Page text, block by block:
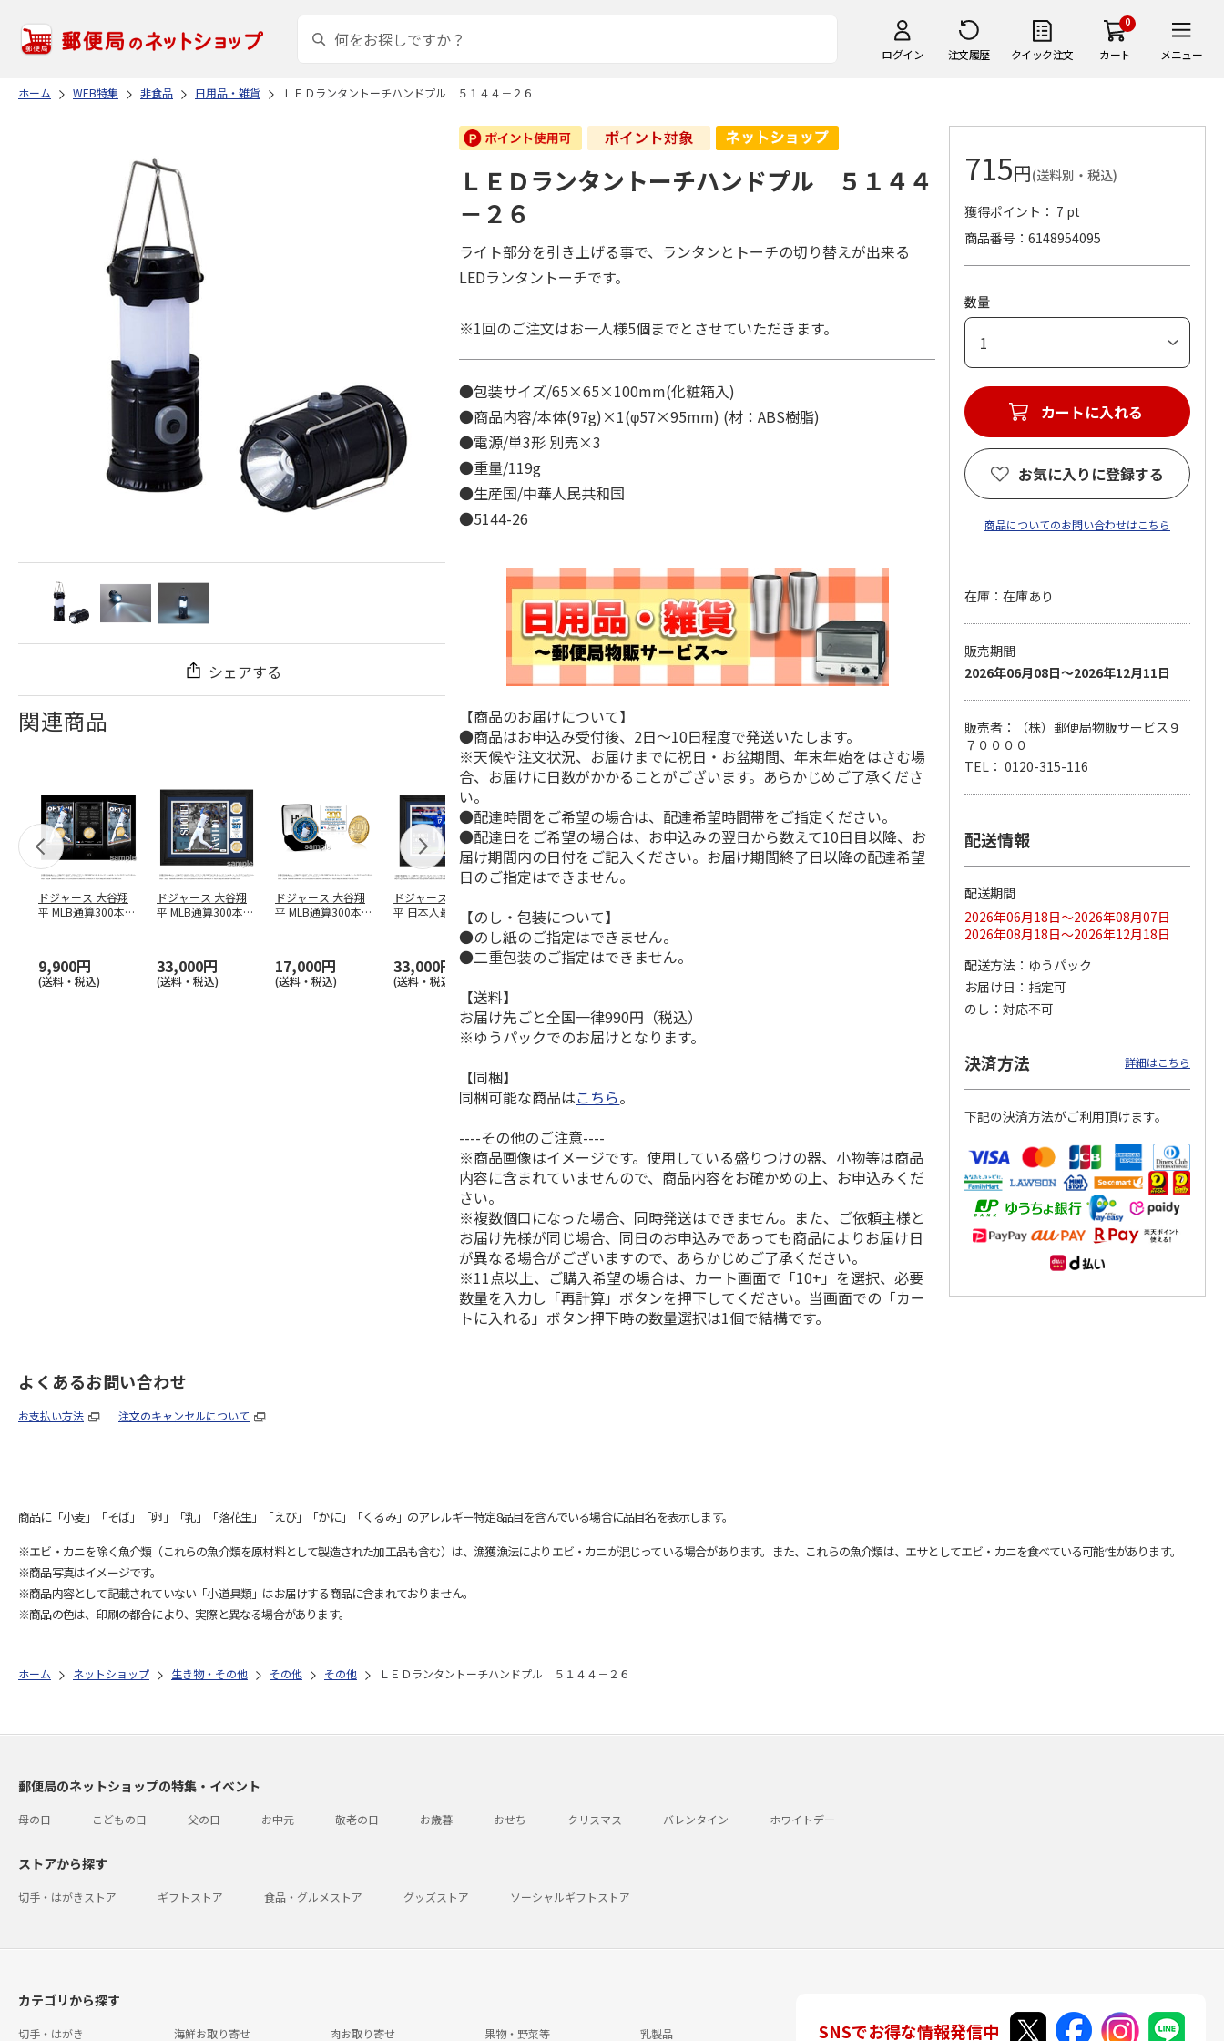
ログイン 注文履歴 クイック注文
0
カート メニュー
ホーム WEB特集 非食品 日用品・雑貨 ＬＥＤランタントーチハンドプル ５１４４－２６
シェアする
関連商品
ドジャース 大谷翔
平 MLB通算300本塁
9,900円
(送料・税込)
ドジャース 大谷翔
平 MLB通算300本塁
33,000円
(送料・税込)
ドジャース 大谷翔
平 MLB通算300本塁
17,000円
(送料・税込)
ドジャース 大谷翔
平 日本人最多53試
合連続出塁記念 ダ
33,000円
(送料・税込)
谷翔平 2026 NL 3・
4月投手…
33,000円
イ…
9,900円
ドジャース 大谷翔
平 日本人最多53試
合連続出塁記念 シ
ル…
17,000円
(送料・税込)
谷翔平 2026 NL 3・
4月投手…
ＬＥＤランタントーチハンドプル ５１４４
－２６
ライト部分を引き上げる事で、ランタンとトーチの切り替えが出来る
LEDランタントーチです。
※1回のご注文はお一人様5個までとさせていただきます。
●包装サイズ/65×65×100mm(化粧箱入)
●商品内容/本体(97g)×1(φ57×95mm) (材：ABS樹脂)
●電源/単3形 別売×3
●重量/119g
●生産国/中華人民共和国
●5144-26
【商品のお届けについて】
●商品はお申込み受付後、2日～10日程度で発送いたします。
※天候や注文状況、お届けまでに祝日・お盆期間、年末年始をはさむ場
合、お届けに日数がかかることがございます。あらかじめご了承くださ
い。
●配達時間をご希望の場合は、配達希望時間帯をご指定ください。
●配達日をご希望の場合は、お申込みの翌日から数えて10日目以降、お
届け期間内の日付をご記入ください。お届け期間終了日以降の配達希望
日のご指定はできません。
【のし・包装について】
●のし紙のご指定はできません。
●二重包装のご指定はできません。
【送料】
お届け先ごと全国一律990円（税込）
※ゆうパックでのお届けとなります。
【同梱】
同梱可能な商品はこちら。
----その他のご注意----
※商品画像はイメージです。使用している盛りつけの器、小物等は商品
内容に含まれていませんので、商品内容をお確かめの上、お申込みくだ
さい。
※複数個口になった場合、同時発送はできません。また、ご依頼主様と
お届け先様が同じ場合、同日のお申込みであっても商品によりお届け日
が異なる場合がございますので、あらかじめご了承ください。
※11点以上、ご購入希望の場合は、カート画面で「10+」を選択、必要
数量を入力し「再計算」ボタンを押下してください。当画面での「カー
トに入れる」ボタン押下時の数量選択は1個で結構です。
715円(送料別・税込)
獲得ポイント： 7 pt
商品番号
6148954095
数量
カートに入れる
お気に入りに登録する
商品についてのお問い合わせはこちら
在庫：在庫あり
販売期間
2026年06月08日～2026年12月11日
販売者：（株）郵便局物販サービス９
７００００
TEL： 0120-315-116
配送情報
配送期間
2026年06月18日～2026年08月07日
2026年08月18日～2026年12月18日
配送方法
ゆうパック
お届け日
指定可
のし
対応不可
決済方法 詳細はこちら
下記の決済方法がご利用頂けます。
よくあるお問い合わせ
お支払い方法 注文のキャンセルについて
商品に「小麦」「そば」「卵」「乳」「落花生」「えび」「かに」「くるみ」のアレルギー特定8品目を含んでいる場合に品目名を表示します。
※エビ・カニを除く魚介類（これらの魚介類を原材料として製造された加工品も含む）は、漁獲漁法によりエビ・カニが混じっている場合があります。また、これらの魚介類は、エサとしてエビ・カニを食べている可能性があります。
※商品写真はイメージです。
※商品内容として記載されていない「小道具類」はお届けする商品に含まれておりません。
※商品の色は、印刷の都合により、実際と異なる場合があります。
ホーム ネットショップ 生き物・その他 その他 その他 ＬＥＤランタントーチハンドプル ５１４４－２６
郵便局のネットショップの特集・イベント
母の日 こどもの日 父の日 お中元 敬老の日 お歳暮 おせち クリスマス バレンタイン ホワイトデー
ストアから探す
切手・はがきストア ギフトストア 食品・グルメストア グッズストア ソーシャルギフトストア
カテゴリから探す
切手・はがき 海鮮お取り寄せ 肉お取り寄せ 果物・野菜等 乳製品 SNSでお得な情報発信中